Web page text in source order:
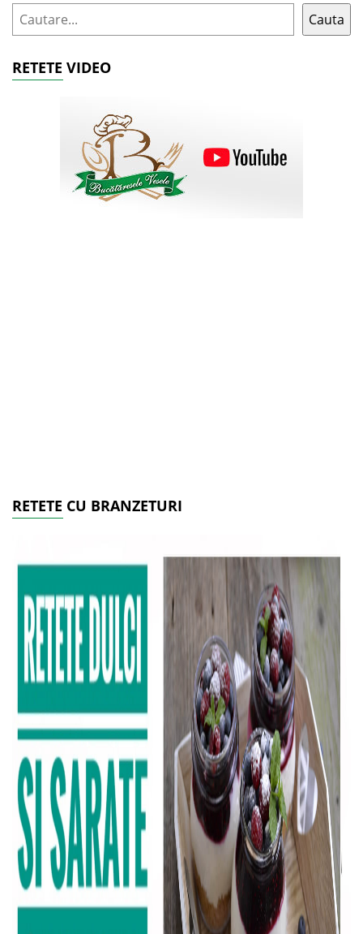
Cauta
RETETE VIDEO
RETETE CU BRANZETURI